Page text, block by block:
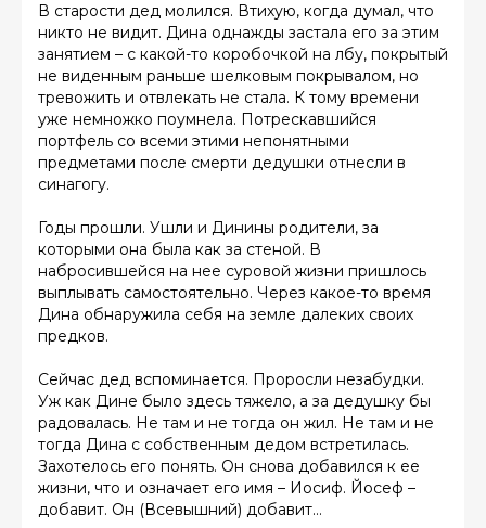
В старости дед молился. Втихую, когда думал, что
никто не видит. Дина однажды застала его за этим
занятием – с какой-то коробочкой на лбу, покрытый
не виденным раньше шелковым покрывалом, но
тревожить и отвлекать не стала. К тому времени
уже немножко поумнела. Потрескавшийся
портфель со всеми этими непонятными
предметами после смерти дедушки отнесли в
синагогу.
Годы прошли. Ушли и Динины родители, за
которыми она была как за стеной. В
набросившейся на нее суровой жизни пришлось
выплывать самостоятельно. Через какое-то время
Дина обнаружила себя на земле далеких своих
предков.
Сейчас дед вспоминается. Проросли незабудки.
Уж как Дине было здесь тяжело, а за дедушку бы
радовалась. Не там и не тогда он жил. Не там и не
тогда Дина с собственным дедом встретилась.
Захотелось его понять. Он снова добавился к ее
жизни, что и означает его имя – Иосиф. Йосеф –
добавит. Он (Всевышний) добавит…